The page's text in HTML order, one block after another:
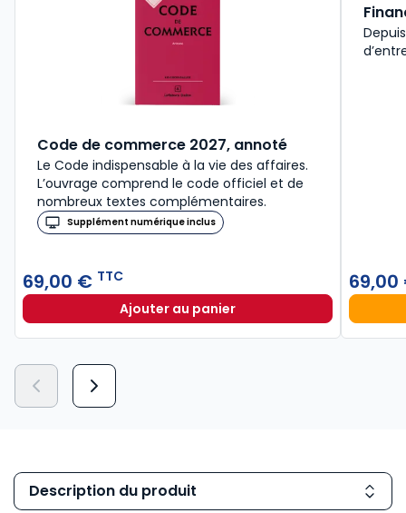
Code de commerce 2027, annoté
Le Code indispensable à la vie des affaires.
L’ouvrage comprend le code officiel et de
nombreux textes complémentaires.
Supplément numérique inclus
69,00 € TTC
Ajouter au panierCode de commerce 2027, annoté
Description du produit